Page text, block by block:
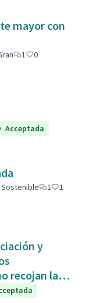
1
0
Acceptada
1
1
y
recojan las